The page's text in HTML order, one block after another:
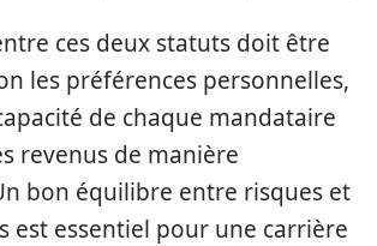
ces deux statuts doit être
les préférences personnelles,
de chaque mandataire
revenus de manière
bon équilibre entre risques et
est essentiel pour une carrière